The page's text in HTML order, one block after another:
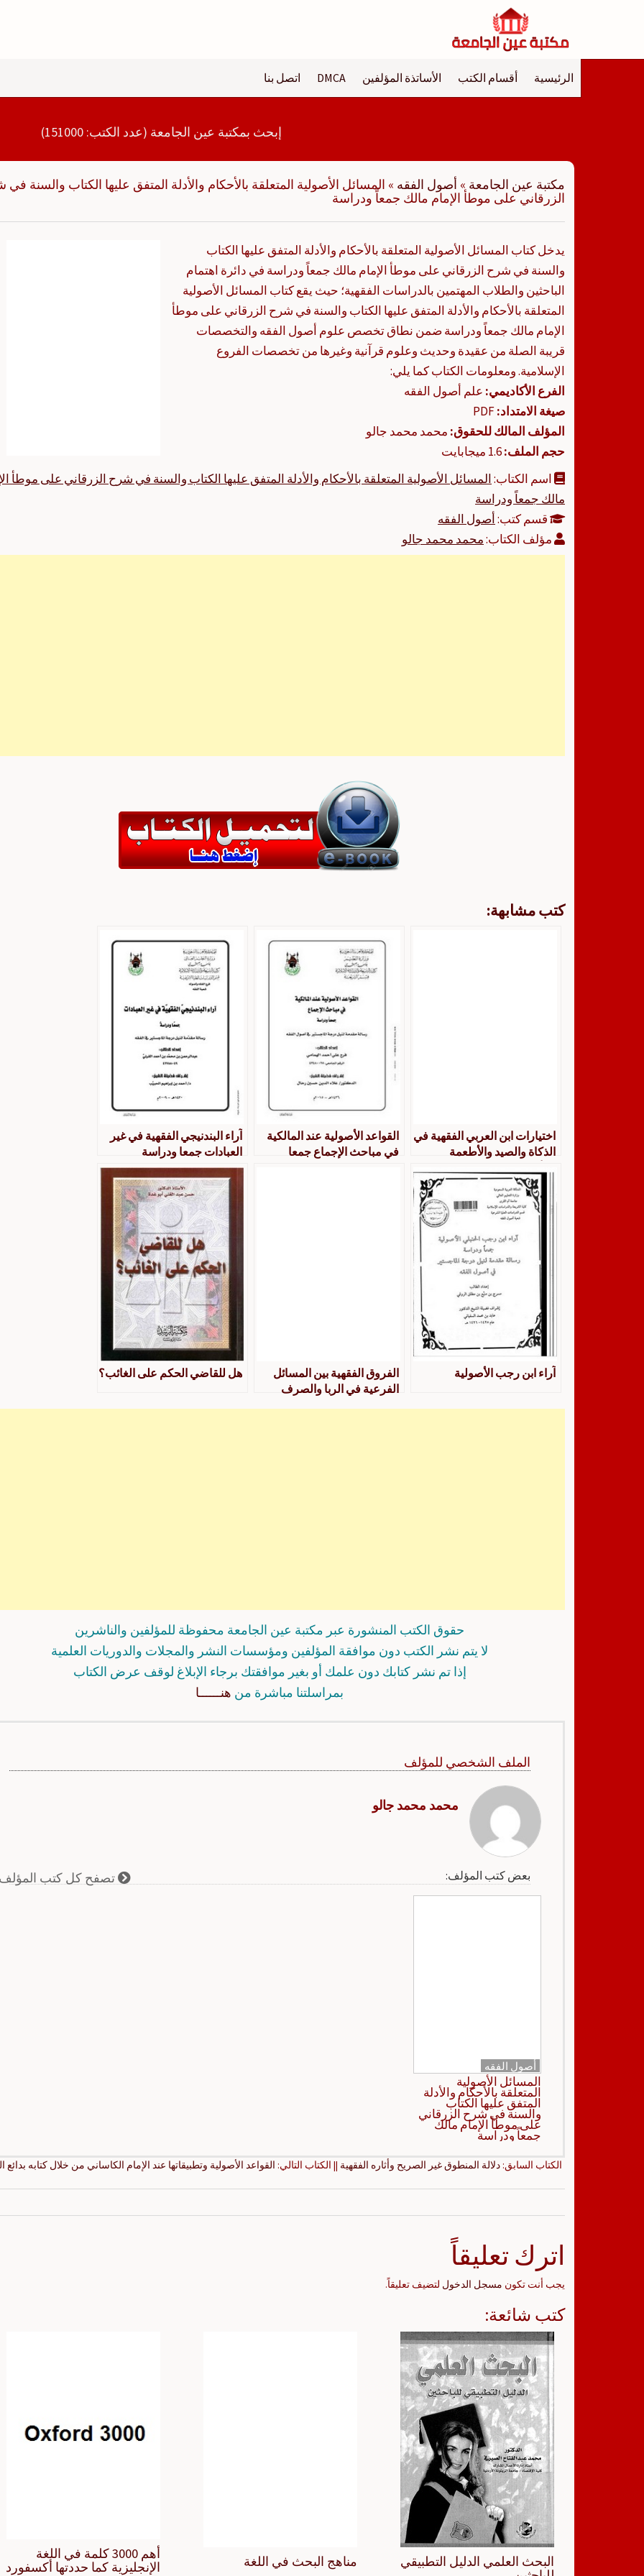
الرئيسية أقسام الكتب الأساتذة المؤلفين DMCA اتصل بنا
إبحث بمكتبة عين الجامعة (عدد الكتب: 151000)
مكتبة عين الجامعة » أصول الفقه » المسائل الأصولية المتعلقة بالأحكام والأدلة المتفق عليها الكتاب والسنة
الزرقاني على موطأ الإمام مالك جمعاً ودراسة
يدخل كتاب المسائل الأصولية المتعلقة بالأحكام والأدلة المتفق عليها الكتاب
والسنة في شرح الزرقاني على موطأ الإمام مالك جمعاً ودراسة في دائرة اهتمام
الباحثين والطلاب المهتمين بالدراسات الفقهية؛ حيث يقع كتاب المسائل الأصولية
المتعلقة بالأحكام والأدلة المتفق عليها الكتاب والسنة في شرح الزرقاني على موطأ
الإمام مالك جمعاً ودراسة ضمن نطاق تخصص علوم أصول الفقه والتخصصات
قريبة الصلة من عقيدة وحديث وعلوم قرآنية وغيرها من تخصصات الفروع
الإسلامية. ومعلومات الكتاب كما يلي:
الفرع الأكاديمي: علم أصول الفقه
صيغة الامتداد:
المؤلف المالك للحقوق: محمد محمد جالو
حجم الملف:
اسم الكتاب:المسائل الأصولية المتعلقة بالأحكام والأدلة المتفق عليها الكتاب والسنة في شرح الزرقاني على موطأ
مالك جمعاً ودراسة
قسم كتب:أصول الفقه
مؤلف الكتاب:محمد محمد جالو
كتب مشابهة:
اختيارات ابن العربي الفقهية في
الذكاة والصيد والأطعمة
القواعد الأصولية عند المالكية
في مباحث الإجماع جمعا
آراء البندنيجي الفقهية في غير
العبادات جمعا ودراسة
آراء ابن رجب الأصولية
الفروق الفقهية بين المسائل
الفرعية في الربا والصرف
هل للقاضي الحكم على الغائب؟
حقوق الكتب المنشورة عبر مكتبة عين الجامعة محفوظة للمؤلفين والناشرين
لا يتم نشر الكتب دون موافقة المؤلفين ومؤسسات النشر والمجلات والدوريات العلمية
إذا تم نشر كتابك دون علمك أو بغير موافقتك برجاء الإبلاغ لوقف عرض الكتاب
بمراسلتنا مباشرة من هنــــــا
الملف الشخصي للمؤلف
محمد محمد جالو
بعض كتب المؤلف: تصفح كل كتب المؤلف
أصول الفقه
المسائل الأصولية
المتعلقة بالأحكام والأدلة
المتفق عليها الكتاب
والسنة في شرح الزرقاني
على موطأ الإمام مالك
جمعاً ودراسة
الكتاب السابق: دلالة المنطوق غير الصريح وأثاره الفقهية || الكتاب التالي: القواعد الأصولية وتطبيقاتها عند الإمام الكاساني من خلال كتابه بدائع
اترك تعليقاً
يجب أنت تكون مسجل الدخول لتضيف تعليقاً.
كتب شائعة:
أهم 3000 كلمة في اللغة
الإنجليزية كما حددتها أكسفورد
مناهج البحث في اللغة
البحث العلمي الدليل التطبيقي